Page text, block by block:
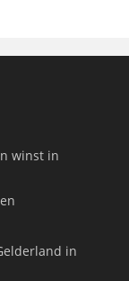
winst in
in